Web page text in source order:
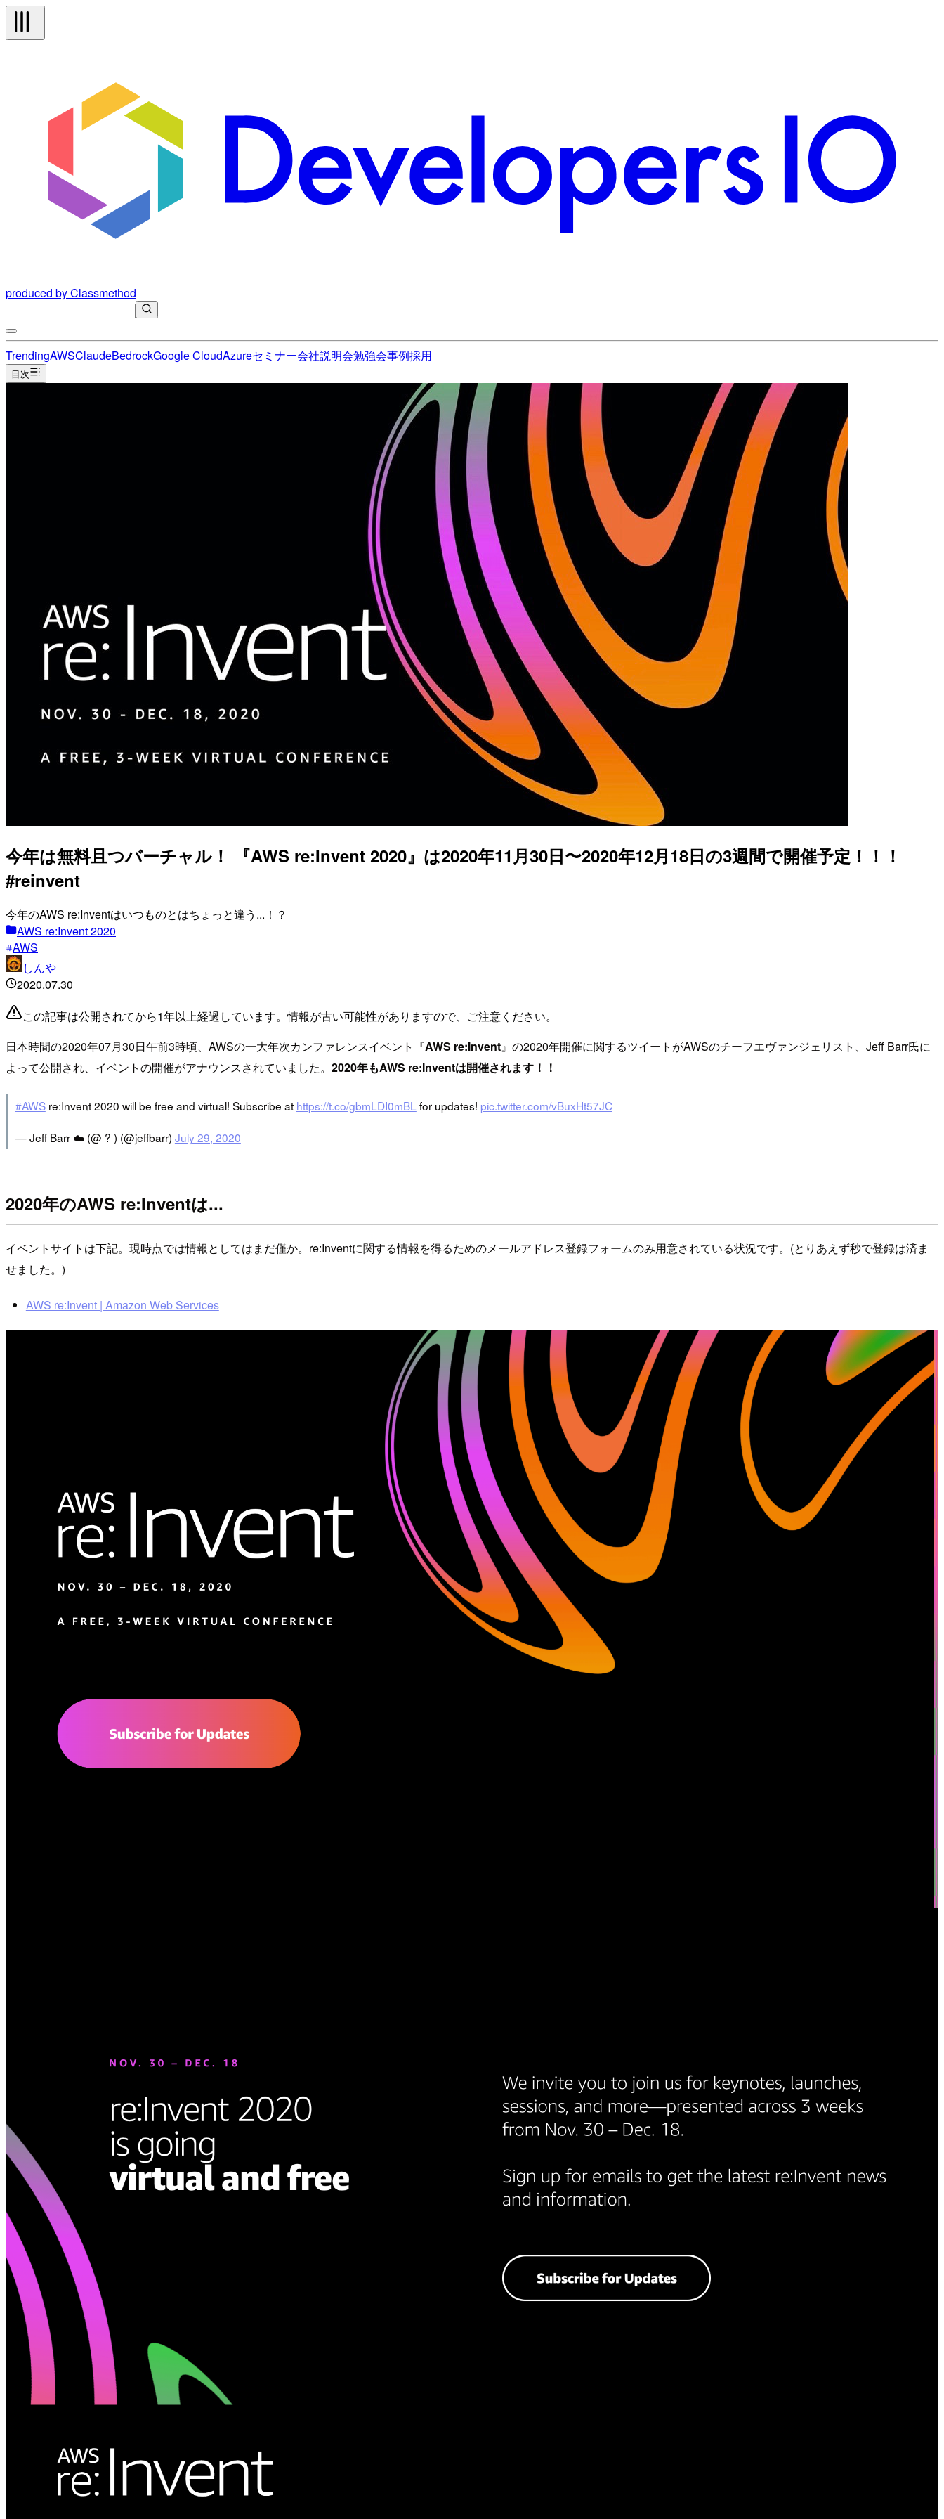
produced by Classmethod
TrendingAWSClaudeBedrockGoogle CloudAzureセミナー会社説明会勉強会事例採用
目次
今年は無料且つバーチャル！ 『AWS re:Invent 2020』は2020年11月30日〜2020年12月18日の3週間で開催予定！！！
#reinvent
今年のAWS re:Inventはいつものとはちょっと違う...！？
AWS re:Invent 2020
AWS
しんや
2020.07.30
この記事は公開されてから1年以上経過しています。情報が古い可能性がありますので、ご注意ください。
日本時間の2020年07月30日午前3時頃、AWSの一大年次カンファレンスイベント『AWS re:Invent』の2020年開催に関するツイートがAWSのチーフエヴァンジェリスト、Jeff Barr氏に
よって公開され、イベントの開催がアナウンスされていました。 2020年もAWS re:Inventは開催されます！！
#AWSre:Invent 2020 will be free and virtual! Subscribe at https://t.co/gbmLDI0mBL for updates! pic.twitter.com/vBuxHt57JC
— Jeff Barr ☁️ (@ ? ) (@jeffbarr) July 29, 2020
2020年のAWS re:Inventは...
イベントサイトは下記。現時点では情報としてはまだ僅か。re:Inventに関する情報を得るためのメールアドレス登録フォームのみ用意されている状況です。(とりあえず秒で登録は済ま
せました。)
AWS re:Invent | Amazon Web Services